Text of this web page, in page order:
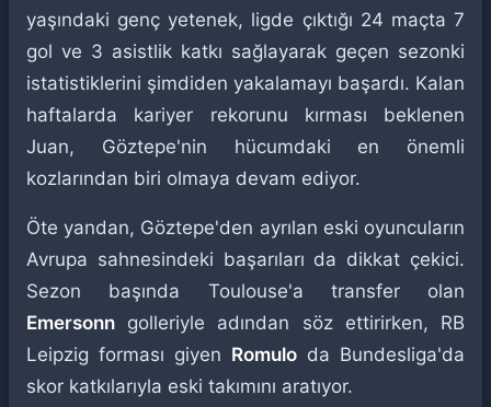
yaşındaki genç yetenek, ligde çıktığı 24 maçta 7
gol ve 3 asistlik katkı sağlayarak geçen sezonki
istatistiklerini şimdiden yakalamayı başardı. Kalan
haftalarda kariyer rekorunu kırması beklenen
Juan, Göztepe'nin hücumdaki en önemli
kozlarından biri olmaya devam ediyor.
Öte yandan, Göztepe'den ayrılan eski oyuncuların
Avrupa sahnesindeki başarıları da dikkat çekici.
Sezon başında Toulouse'a transfer olan
Emersonn golleriyle adından söz ettirirken, RB
Leipzig forması giyen Romulo da Bundesliga'da
skor katkılarıyla eski takımını aratıyor.